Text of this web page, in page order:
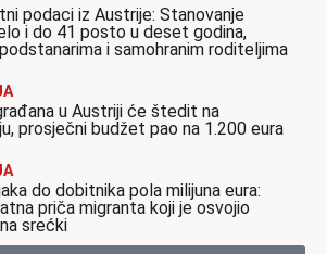
podaci iz Austrije: Stanovanje
i do 41 posto u deset godina,
i samohranim roditeljima
u Austriji će štedit na
prosječni budžet pao na 1.200 eura
do dobitnika pola milijuna eura:
priča migranta koji je osvojio
srećki